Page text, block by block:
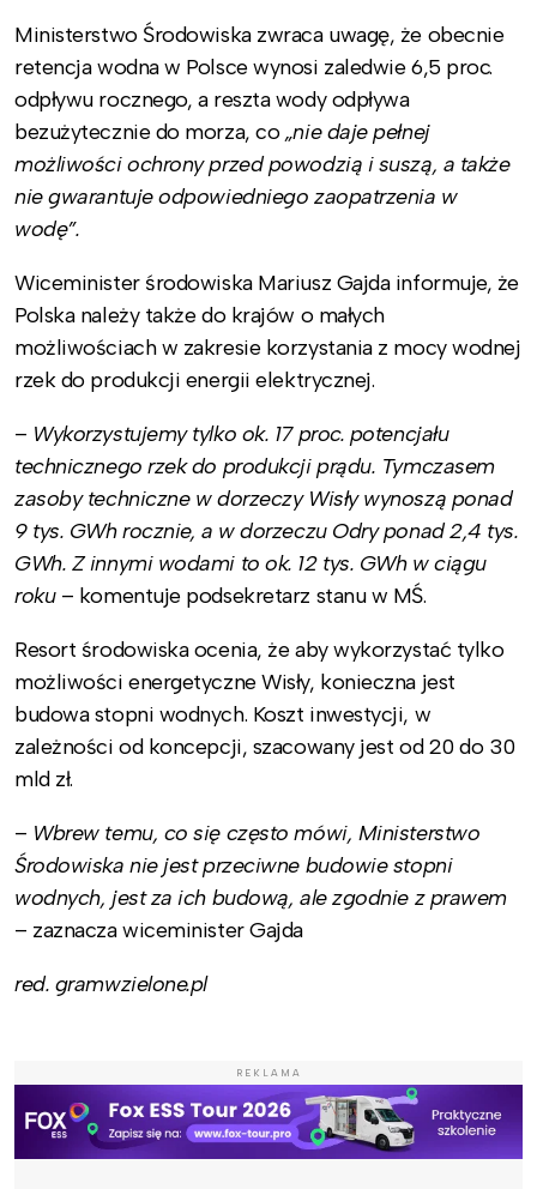
Ministerstwo Środowiska zwraca uwagę, że obecnie
retencja wodna w Polsce wynosi zaledwie 6,5 proc.
odpływu rocznego, a reszta wody odpływa
bezużytecznie do morza, co„nie daje pełnej
możliwości ochrony przed powodzią i suszą, a także
nie gwarantuje odpowiedniego zaopatrzenia w
wodę”.
Wiceminister środowiska Mariusz Gajda informuje, że
Polska należy także do krajów o małych
możliwościach w zakresie korzystania z mocy wodnej
rzek do produkcji energii elektrycznej.
– Wykorzystujemy tylko ok. 17 proc. potencjału
technicznego rzek do produkcji prądu. Tymczasem
zasoby techniczne w dorzeczy Wisły wynoszą ponad
9 tys. GWh rocznie, a w dorzeczu Odry ponad 2,4 tys.
GWh. Z innymi wodami to ok. 12 tys. GWh w ciągu
roku– komentuje podsekretarz stanu w MŚ.
Resort środowiska ocenia, że aby wykorzystać tylko
możliwości energetyczne Wisły, konieczna jest
budowa stopni wodnych. Koszt inwestycji, w
zależności od koncepcji, szacowany jest od 20 do 30
mld zł.
– Wbrew temu, co się często mówi, Ministerstwo
Środowiska nie jest przeciwne budowie stopni
wodnych, jest za ich budową, ale zgodnie z prawem
– zaznacza wiceminister Gajda
red. gramwzielone.pl
REKLAMA